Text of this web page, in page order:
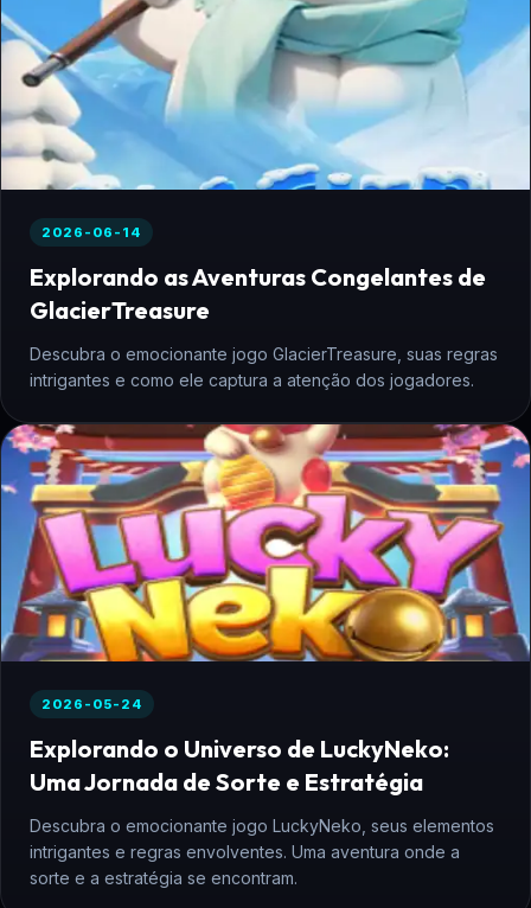
2026-06-14
Explorando as Aventuras Congelantes de
GlacierTreasure
Descubra o emocionante jogo GlacierTreasure, suas regras
intrigantes e como ele captura a atenção dos jogadores.
2026-05-24
Explorando o Universo de LuckyNeko:
Uma Jornada de Sorte e Estratégia
Descubra o emocionante jogo LuckyNeko, seus elementos
intrigantes e regras envolventes. Uma aventura onde a
sorte e a estratégia se encontram.